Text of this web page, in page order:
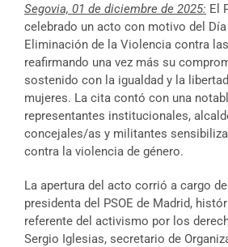
Segovia, 01 de diciembre de 2025: El
celebrado un acto con motivo del
Eliminación de la Violencia contra
reafirmando una vez más su
sostenido con la igualdad y la
mujeres. La cita contó con una
representantes institucionales,
concejales/as y militantes
contra la violencia de género.
La apertura del acto corrió a cargo
presidenta del PSOE de Madrid,
referente del activismo por los
Sergio Iglesias, secretario de